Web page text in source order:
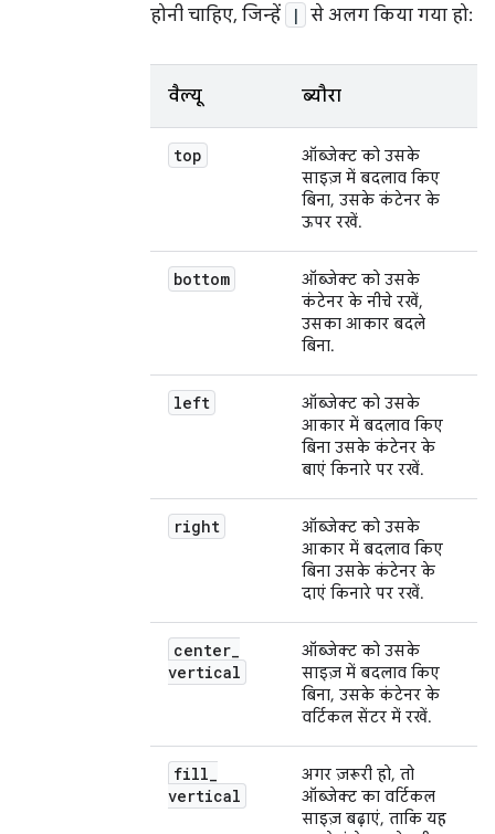
होनी चाहिए, जिन्हें
| से अलग किया गया हो:
वैल्यू ब्यौरा
top
ऑब्जेक्ट को उसके
साइज़ में बदलाव किए
बिना, उसके कंटेनर के
ऊपर रखें.
bottom
ऑब्जेक्ट को उसके
कंटेनर के नीचे रखें,
उसका आकार बदले
बिना.
left
ऑब्जेक्ट को उसके
आकार में बदलाव किए
बिना उसके कंटेनर के
बाएं किनारे पर रखें.
right
ऑब्जेक्ट को उसके
आकार में बदलाव किए
बिना उसके कंटेनर के
दाएं किनारे पर रखें.
center_
vertical
ऑब्जेक्ट को उसके
साइज़ में बदलाव किए
बिना, उसके कंटेनर के
वर्टिकल सेंटर में रखें.
fill_
vertical
अगर ज़रूरी हो, तो
ऑब्जेक्ट का वर्टिकल
साइज़ बढ़ाएं, ताकि यह